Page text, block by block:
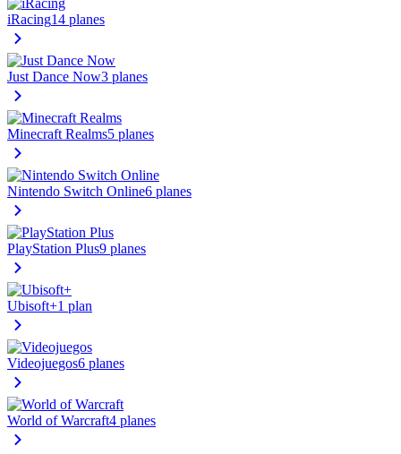
iRacing14 planes
Just Dance Now3 planes
Minecraft Realms5 planes
Nintendo Switch Online6 planes
PlayStation Plus9 planes
Ubisoft+1 plan
Videojuegos6 planes
World of Warcraft4 planes